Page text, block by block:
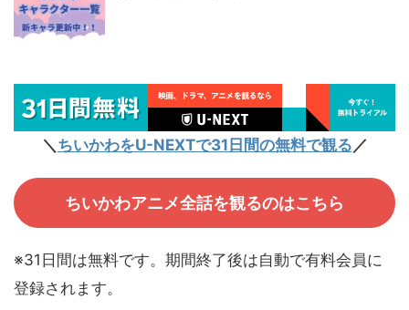
＼ ちいかわをU-NEXTで31日間の無料で観る／
ちいかわアニメ全話を観るのはこちら
※31日間は無料です。期間終了後は自動で有料会員に
登録されます。